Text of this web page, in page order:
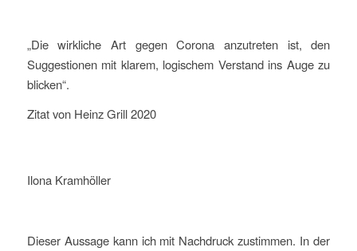
„Die wirkliche Art gegen Corona anzutreten ist, den
Suggestionen mit klarem, logischem Verstand ins Auge zu
blicken“.
Zitat von Heinz Grill 2020
Ilona Kramhöller
Dieser Aussage kann ich mit Nachdruck zustimmen. In der